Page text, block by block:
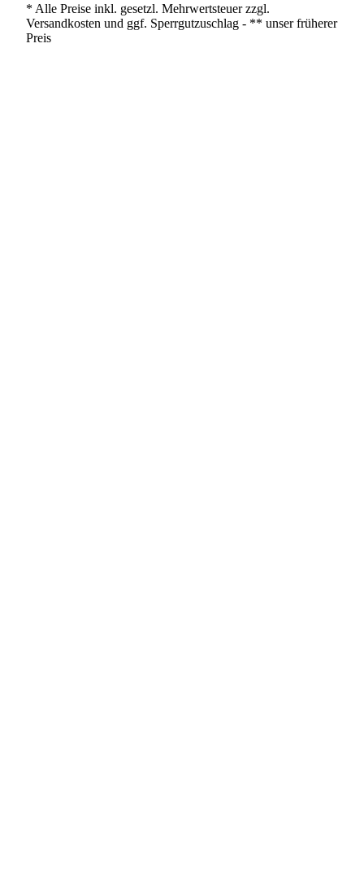
* Alle Preise inkl. gesetzl. Mehrwertsteuer zzgl.
Versandkosten und ggf. Sperrgutzuschlag - ** unser früherer
Preis